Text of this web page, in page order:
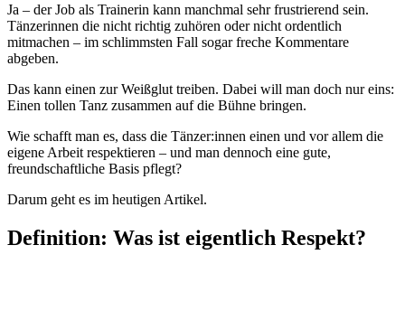
Ja – der Job als Trainerin kann manchmal sehr frustrierend sein.
Tänzerinnen die nicht richtig zuhören oder nicht ordentlich
mitmachen – im schlimmsten Fall sogar freche Kommentare
abgeben.
Das kann einen zur Weißglut treiben. Dabei will man doch nur eins:
Einen tollen Tanz zusammen auf die Bühne bringen.
Wie schafft man es, dass die Tänzer:innen einen und vor allem die
eigene Arbeit respektieren – und man dennoch eine gute,
freundschaftliche Basis pflegt?
Darum geht es im heutigen Artikel.
Definition: Was ist eigentlich Respekt?